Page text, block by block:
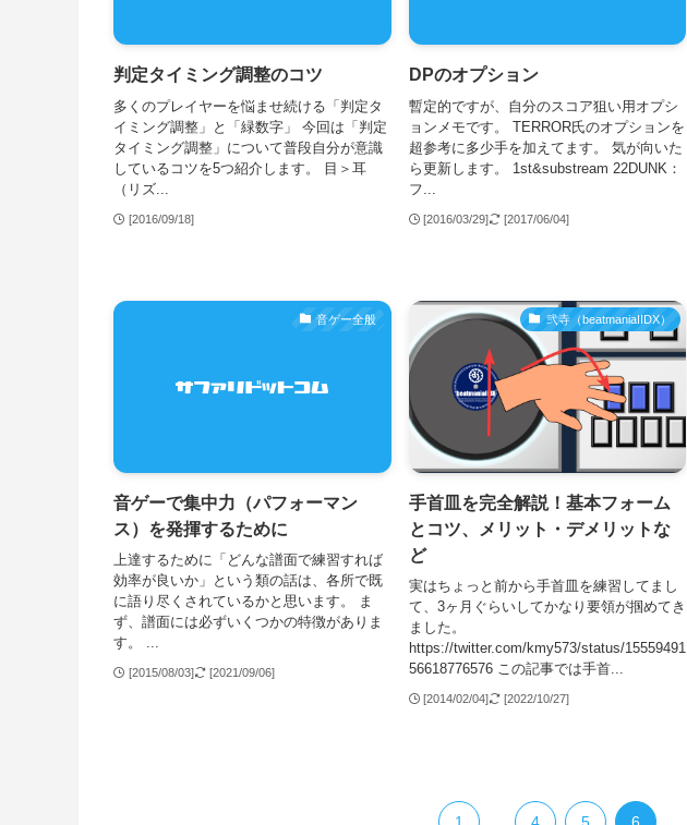
判定タイミング調整のコツ
多くのプレイヤーを悩ませ続ける「判定タ
イミング調整」と「緑数字」 今回は「判定
タイミング調整」について普段自分が意識
しているコツを5つ紹介します。 目＞耳
（リズ...
[2016/09/18]
DPのオプション
暫定的ですが、自分のスコア狙い用オプシ
ョンメモです。 TERROR氏のオプションを
超参考に多少手を加えてます。 気が向いた
ら更新します。 1st&substream 22DUNK：
フ...
[2016/03/29] [2017/06/04]
音ゲー全般
音ゲーで集中力（パフォーマン
ス）を発揮するために
上達するために「どんな譜面で練習すれば
効率が良いか」という類の話は、各所で既
に語り尽くされているかと思います。 ま
ず、譜面には必ずいくつかの特徴がありま
す。 ...
[2015/08/03] [2021/09/06]
弐寺（beatmaniaIIDX）
手首皿を完全解説！基本フォーム
とコツ、メリット・デメリットな
ど
実はちょっと前から手首皿を練習してまし
て、3ヶ月ぐらいしてかなり要領が掴めてき
ました。
https://twitter.com/kmy573/status/15559491
56618776576 この記事では手首...
[2014/02/04] [2022/10/27]